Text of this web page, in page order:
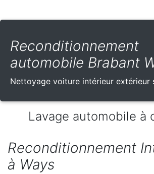
Reconditionnement
automobile Brabant
Nettoyage voiture intérieur extérieur
Lavage automobile à
Reconditionnement
à Ways